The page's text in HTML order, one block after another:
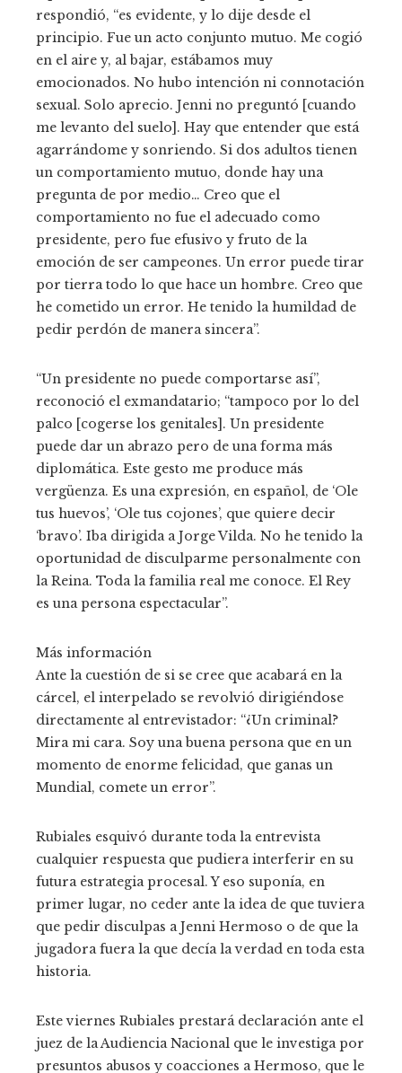
respondió, “es evidente, y lo dije desde el
principio. Fue un acto conjunto mutuo. Me cogió
en el aire y, al bajar, estábamos muy
emocionados. No hubo intención ni connotación
sexual. Solo aprecio. Jenni no preguntó [cuando
me levanto del suelo]. Hay que entender que está
agarrándome y sonriendo. Si dos adultos tienen
un comportamiento mutuo, donde hay una
pregunta de por medio… Creo que el
comportamiento no fue el adecuado como
presidente, pero fue efusivo y fruto de la
emoción de ser campeones. Un error puede tirar
por tierra todo lo que hace un hombre. Creo que
he cometido un error. He tenido la humildad de
pedir perdón de manera sincera”.
“Un presidente no puede comportarse así”,
reconoció el exmandatario; “tampoco por lo del
palco [cogerse los genitales]. Un presidente
puede dar un abrazo pero de una forma más
diplomática. Este gesto me produce más
vergüenza. Es una expresión, en español, de ‘Ole
tus huevos’, ‘Ole tus cojones’, que quiere decir
‘bravo’. Iba dirigida a Jorge Vilda. No he tenido la
oportunidad de disculparme personalmente con
la Reina. Toda la familia real me conoce. El Rey
es una persona espectacular”.
Más información
Ante la cuestión de si se cree que acabará en la
cárcel, el interpelado se revolvió dirigiéndose
directamente al entrevistador: “¿Un criminal?
Mira mi cara. Soy una buena persona que en un
momento de enorme felicidad, que ganas un
Mundial, comete un error”.
Rubiales esquivó durante toda la entrevista
cualquier respuesta que pudiera interferir en su
futura estrategia procesal. Y eso suponía, en
primer lugar, no ceder ante la idea de que tuviera
que pedir disculpas a Jenni Hermoso o de que la
jugadora fuera la que decía la verdad en toda esta
historia.
Este viernes Rubiales prestará declaración ante el
juez de la Audiencia Nacional que le investiga por
presuntos abusos y coacciones a Hermoso, que le